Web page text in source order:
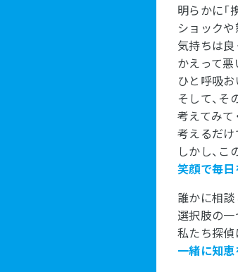
明らかに「
ショック
気持ちは良
かえって悪
ひと呼吸お
そして、
考えてみて
考えるだけ
しかし、
笑顔で毎
誰かに相
選択肢の
私たち探偵
一緒に知恵